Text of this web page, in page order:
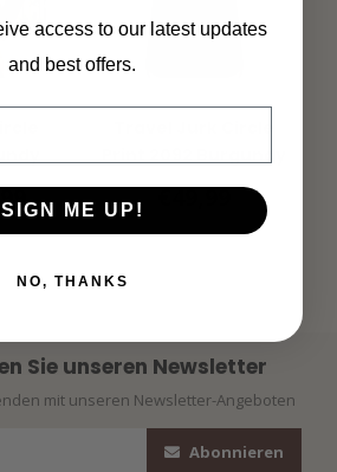
MI PIACE
€49,99
Sie unseren Newsletter
mit unseren Newsletter-Angeboten
Abonnieren
access to our latest updates
and best offers.
SIGN ME UP!
NO, THANKS